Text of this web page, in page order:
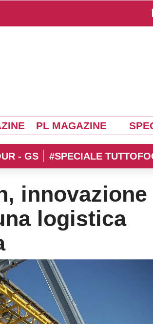
PL MAGAZINE
- GS #SPECIALE
innovazione
logistica